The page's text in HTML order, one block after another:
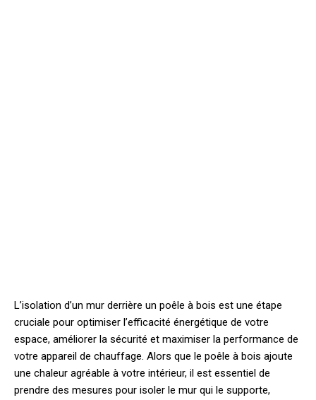
L’isolation d’un mur derrière un poêle à bois est une étape
cruciale pour optimiser l’efficacité énergétique de votre
espace, améliorer la sécurité et maximiser la performance de
votre appareil de chauffage. Alors que le poêle à bois ajoute
une chaleur agréable à votre intérieur, il est essentiel de
prendre des mesures pour isoler le mur qui le supporte,